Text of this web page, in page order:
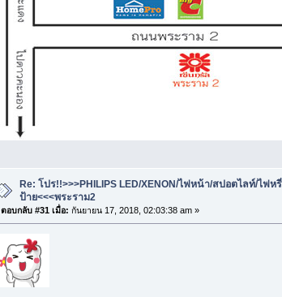
Re: โปร!!>>>PHILIPS LED/XENON/ไฟหน้า/สปอตไลท์/ไฟห
ป้าย<<<พระราม2
ตอบกลับ #31 เมื่อ: กันยายน 17, 2018, 02:03:38 am »